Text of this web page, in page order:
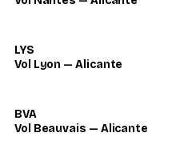
LYS
Vol Lyon — Alicante
BVA
Vol Beauvais — Alicante